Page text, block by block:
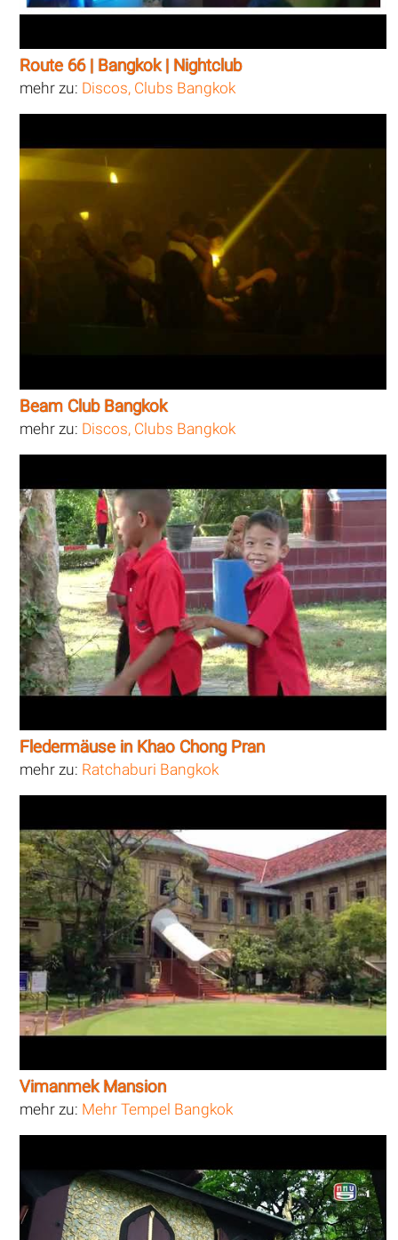
Route 66 | Bangkok | Nightclub
mehr zu: Discos, Clubs Bangkok
Beam Club Bangkok
mehr zu: Discos, Clubs Bangkok
Fledermäuse in Khao Chong Pran
mehr zu: Ratchaburi Bangkok
Vimanmek Mansion
mehr zu: Mehr Tempel Bangkok